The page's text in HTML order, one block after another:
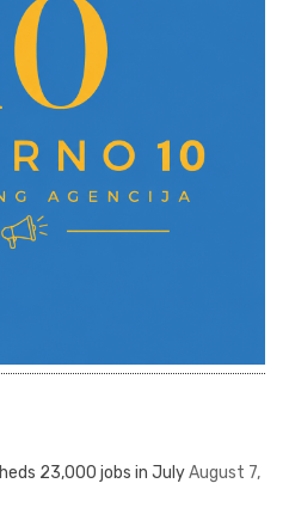
23,000 jobs in JulyAugust 7,